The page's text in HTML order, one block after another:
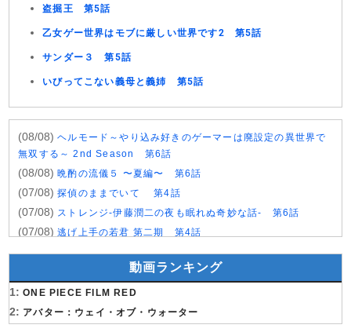
盗掘王 第5話
乙女ゲー世界はモブに厳しい世界です2 第5話
サンダー３ 第5話
いびってこない義母と義姉 第5話
(08/08)ヘルモード～やり込み好きのゲーマーは廃設定の異世界で
無双する～ 2nd Season 第6話
(08/08)晩酌の流儀５ 〜夏編〜 第6話
(07/08)探偵のままでいて 第4話
(07/08) ストレンジ-伊藤潤二の夜も眠れぬ奇妙な話- 第6話
(07/08)逃げ上手の若君 第二期 第4話
(07/08)神の雫 第18話
うちの弟どもがすみません 第6話
(07/08)これ描いて死ね 第6話
(07/08)ここは俺に任せて先に行けと言ってから10年がたったら伝
説になっていた。 第6話
動画ランキング
1: ONE PIECE FILM RED
2: アバター：ウェイ・オブ・ウォーター